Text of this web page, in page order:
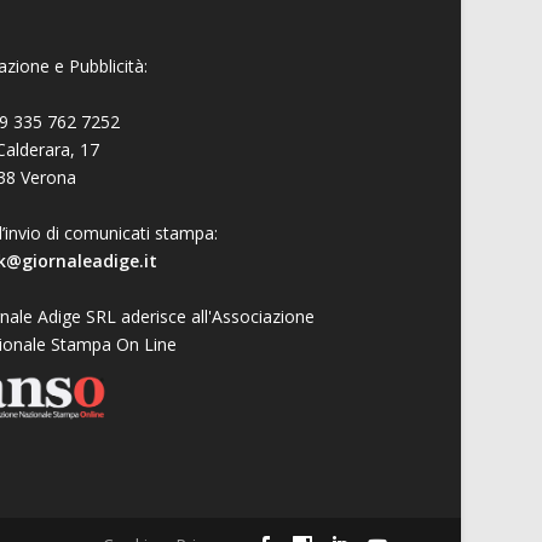
e Pubblicità:
335 762 7252
17
Verona
di comunicati stampa:
Adige SRL aderisce all'Associazione
Stampa On Line